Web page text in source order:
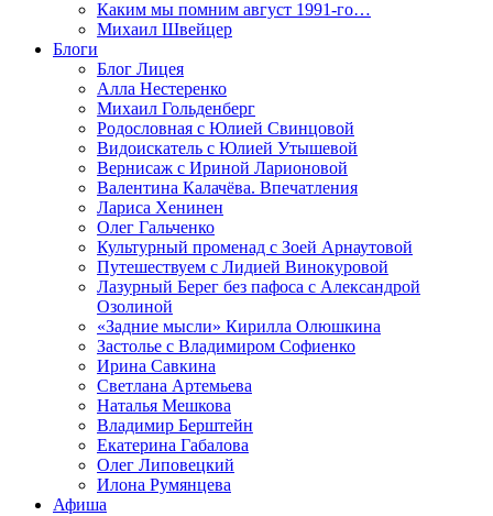
Каким мы помним август 1991-го…
Михаил Швейцер
Блоги
Блог Лицея
Алла Нестеренко
Михаил Гольденберг
Родословная с Юлией Свинцовой
Видоискатель с Юлией Утышевой
Вернисаж с Ириной Ларионовой
Валентина Калачёва. Впечатления
Лариса Хенинен
Олег Гальченко
Культурный променад с Зоей Арнаутовой
Путешествуем с Лидией Винокуровой
Лазурный Берег без пафоса с Александрой
Озолиной
«Задние мысли» Кирилла Олюшкина
Застолье с Владимиром Софиенко
Ирина Савкина
Светлана Артемьева
Наталья Мешкова
Владимир Берштейн
Екатерина Габалова
Олег Липовецкий
Илона Румянцева
Афиша